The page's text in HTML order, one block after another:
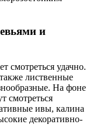
и
смотреться удачно.
лиственные
На фоне
смотреться
ивы, калина
декоративно-